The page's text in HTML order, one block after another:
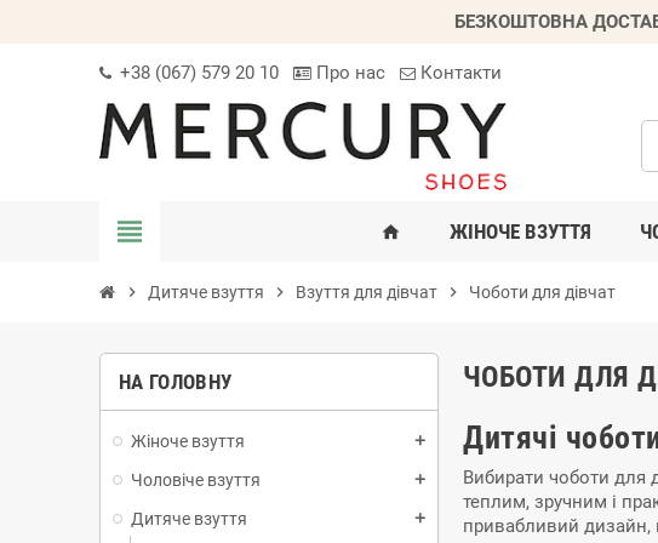
БЕЗКОШТОВНА
+38 (067) 579 20 10 Про нас Контакти
view_headline home ЖІНОЧЕ ВЗУТТЯ
chevron_right Дитяче взуття chevron_right Взуття для дівчат chevron_right Чоботи для дівчат
НА ГОЛОВНУ
Жіноче взуття add
Чоловіче взуття add
Дитяче взуття add
ЧОБОТИ ДЛЯ
Дитячі
Вибирати чоботи для
теплим, зручним і
привабливий дизайн,